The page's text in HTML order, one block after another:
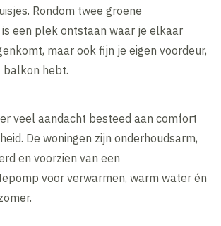
Rondom twee groene
is een plek ontstaan waar je elkaar
maar ook fijn je eigen voordeur,
hebt.
veel aandacht besteed aan comfort
De woningen zijn onderhoudsarm,
en voorzien van een
voor verwarmen, warm water én